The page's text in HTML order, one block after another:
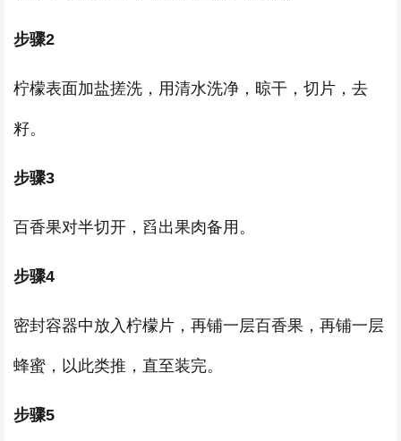
步骤2
柠檬表面加盐搓洗，用清水洗净，晾干，切片，去
籽。
步骤3
百香果对半切开，舀出果肉备用。
步骤4
密封容器中放入柠檬片，再铺一层百香果，再铺一层
蜂蜜，以此类推，直至装完。
步骤5